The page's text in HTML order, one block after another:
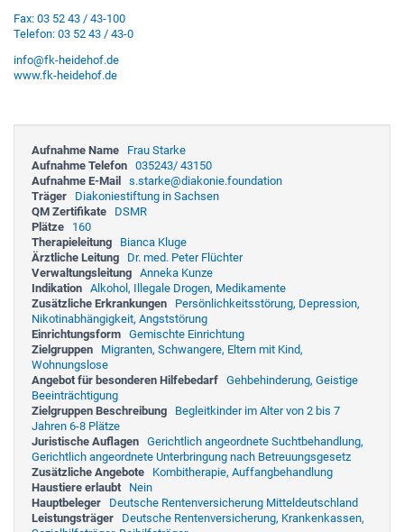
Fax: 03 52 43 / 43-100
Telefon: 03 52 43 / 43-0
info@fk-heidehof.de
www.fk-heidehof.de
Aufnahme Name
Frau Starke
Aufnahme Telefon 035243/ 43150
Aufnahme E-Mail
s.starke@diakonie.foundation
Träger
Diakoniestiftung in Sachsen
QM Zertifikate
DSMR
Plätze
160
Therapieleitung
Bianca Kluge
Ärztliche Leitung
Dr. med. Peter Flüchter
Verwaltungsleitung Anneka Kunze
Indikation Alkohol, Illegale Drogen, Medikamente
Zusätzliche Erkrankungen
Persönlichkeitsstörung, Depression,
Nikotinabhängigkeit, Angststörung
Einrichtungsform Gemischte Einrichtung
Zielgruppen
Migranten, Schwangere, Eltern mit Kind,
Wohnungslose
Angebot für besonderen Hilfebedarf Gehbehinderung, Geistige
Beeinträchtigung
Zielgruppen Beschreibung
Begleitkinder im Alter von 2 bis 7
Jahren 6-8 Plätze
Juristische Auflagen Gerichtlich angeordnete Suchtbehandlung,
Gerichtlich angeordnete Unterbringung nach Betreuungsgesetz
Zusätzliche Angebote
Kombitherapie, Auffangbehandlung
Haustiere erlaubt
Nein
Hauptbeleger
Deutsche Rentenversicherung Mitteldeutschland
Leistungsträger
Deutsche Rentenversicherung, Krankenkassen,